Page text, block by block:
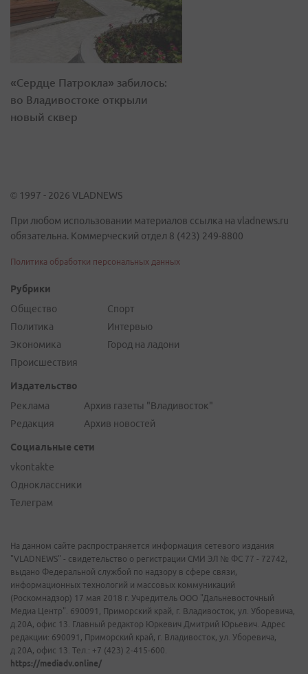
«Сердце Патрокла» забилось:
во Владивостоке открыли
новый сквер
© 1997 - 2026 VLADNEWS
При любом использовании материалов ссылка на vladnews.ru
обязательна. Коммерческий отдел 8 (423) 249-8800
Политика обработки персональных данных
Рубрики
Общество
Политика
Экономика
Происшествия
Спорт
Интервью
Город на ладони
Издательство
Реклама
Редакция
Архив газеты "Владивосток"
Архив новостей
Социальные сети
vkontakte
Одноклассники
Телеграм
На данном сайте распространяется информация сетевого издания
"VLADNEWS" - свидетельство о регистрации СМИ ЭЛ № ФС 77 - 72742,
выдано Федеральной службой по надзору в сфере связи,
информационных технологий и массовых коммуникаций
(Роскомнадзор) 17 мая 2018 г. Учредитель ООО "Дальневосточный
Медиа Центр". 690091, Приморский край, г. Владивосток, ул. Уборевича,
д.20А, офис 13. Главный редактор Юркевич Дмитрий Юрьевич. Адрес
редакции: 690091, Приморский край, г. Владивосток, ул. Уборевича,
д.20А, офис 13. Тел.: +7 (423) 2-415-600.
https://mediadv.online/